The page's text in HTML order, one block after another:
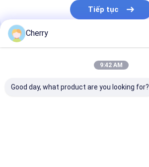
lưới kim loại mở rộng
Lưới kim loại đục lỗ
Tiếp tục
Danh Mục Của Chúng Tôi
Cherry
9:42 AM
Good day, what product are you looking for?